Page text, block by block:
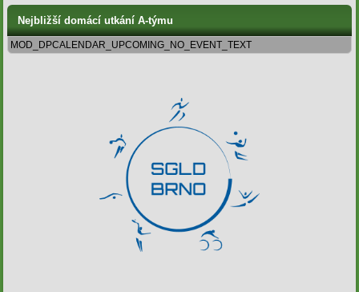
Nejbližší domácí utkání A-týmu
MOD_DPCALENDAR_UPCOMING_NO_EVENT_TEXT